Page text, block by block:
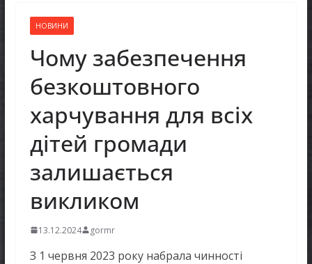
НОВИНИ
Чому забезпечення
безкоштовного
харчування для всіх
дітей громади
залишається
викликом
13.12.2024 gormr
З 1 червня 2023 року набрала чинності